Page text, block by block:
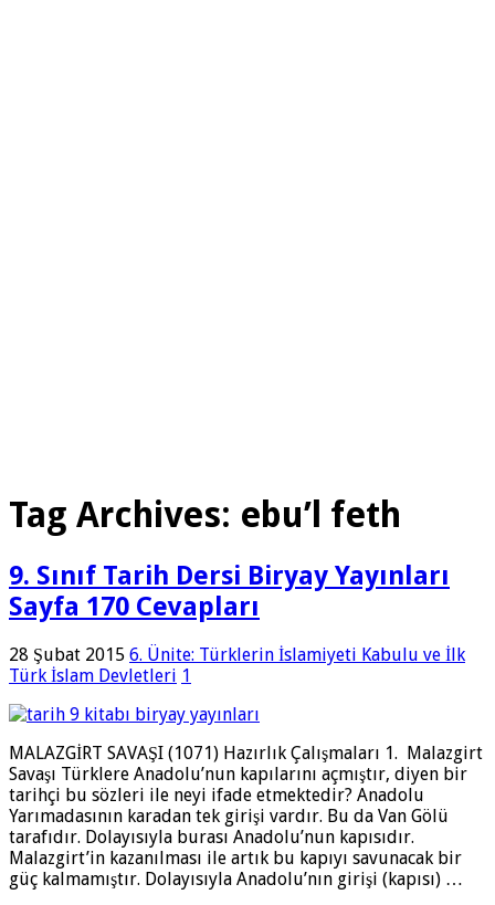
Tag Archives: ebu’l feth
9. Sınıf Tarih Dersi Biryay Yayınları
Sayfa 170 Cevapları
28 Şubat 2015 6. Ünite: Türklerin İslamiyeti Kabulu ve İlk
Türk İslam Devletleri 1
MALAZGİRT SAVAŞI (1071) Hazırlık Çalışmaları 1. Malazgirt
Savaşı Türklere Anadolu’nun kapılarını açmıştır, diyen bir
tarihçi bu sözleri ile neyi ifade etmektedir? Anadolu
Yarımadasının karadan tek girişi vardır. Bu da Van Gölü
tarafıdır. Dolayısıyla burası Anadolu’nun kapısıdır.
Malazgirt’in kazanılması ile artık bu kapıyı savunacak bir
güç kalmamıştır. Dolayısıyla Anadolu’nın girişi (kapısı) …